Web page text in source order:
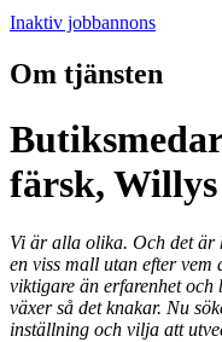
Inaktiv jobbannons
Om tjänsten
färsk,
Vi är alla olika. Och det är
en viss mall utan efter
viktigare än erfarenhet
växer så det knakar. Nu
inställning och vilja att